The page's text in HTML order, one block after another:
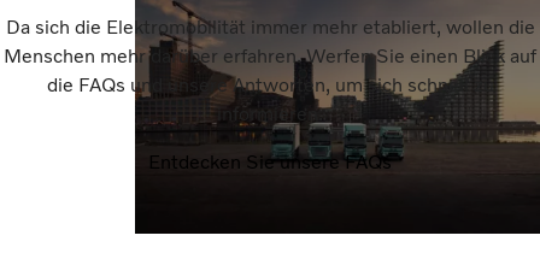
Da sich die Elektromobilität immer mehr etabliert, wollen die
Menschen mehr darüber erfahren. Werfen Sie einen Blick auf
die FAQs und unsere Antworten, um sich schnell zu
informieren.
Entdecken Sie unsere FAQs